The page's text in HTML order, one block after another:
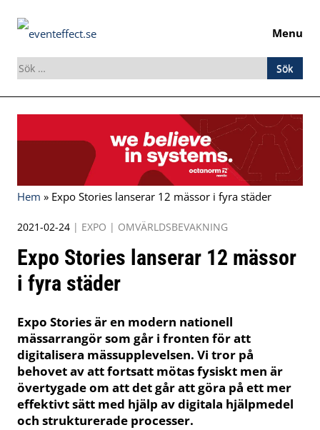
Menu
Sök
efter:
Hem » Expo Stories lanserar 12 mässor i fyra städer
2021-02-24 | EXPO | OMVÄRLDSBEVAKNING
Expo Stories lanserar 12 mässor
i fyra städer
Expo Stories är en modern nationell
mässarrangör som går i fronten för att
digitalisera mässupplevelsen. Vi tror på
behovet av att fortsatt mötas fysiskt men är
övertygade om att det går att göra på ett mer
effektivt sätt med hjälp av digitala hjälpmedel
och strukturerade processer.